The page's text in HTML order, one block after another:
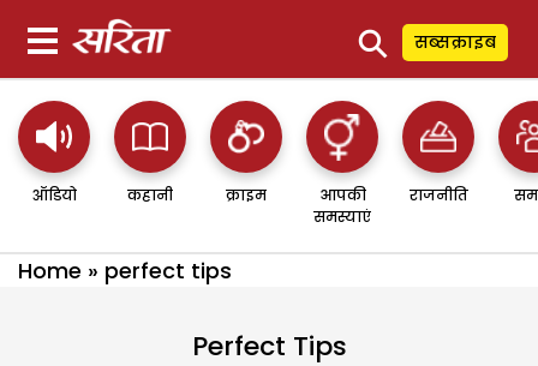
⚲ सब्सक्राइब
ऑडियो कहानी क्राइम
आपकी
समस्याएं
राजनीति
Home » perfect tips
Perfect Tips